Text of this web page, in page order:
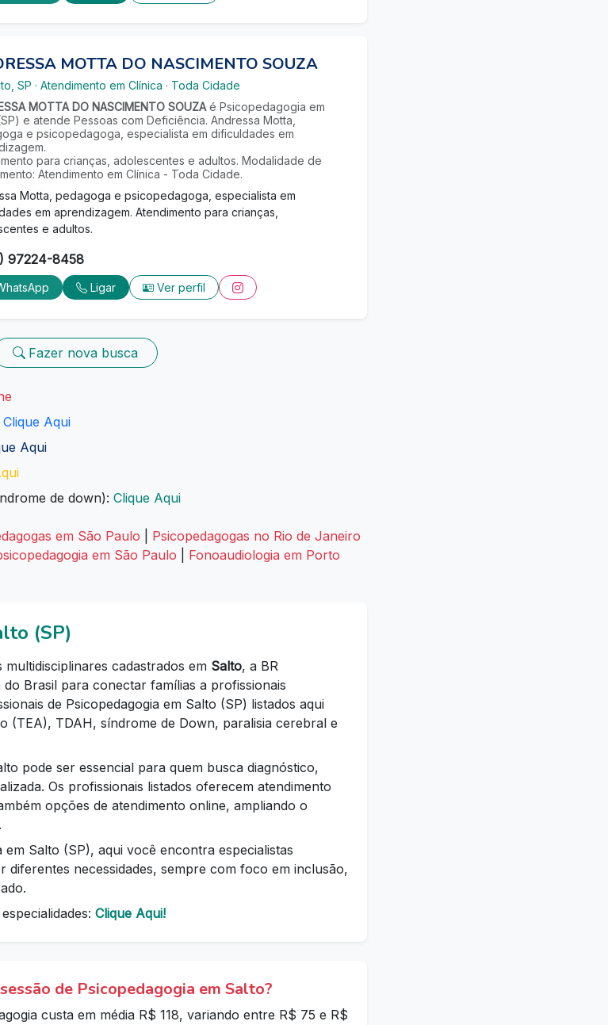
MOTTA DO NASCIMENTO SOUZA
SP · Atendimento em Clínica · Toda Cidade
MOTTA DO NASCIMENTO SOUZA é Psicopedagogia em
e atende Pessoas com Deficiência. Andressa Motta,
e psicopedagoga, especialista em dificuldades em
para crianças, adolescentes e adultos. Modalidade de
Atendimento em Clínica - Toda Cidade.
Motta, pedagoga e psicopedagoga, especialista em
em aprendizagem. Atendimento para crianças,
e adultos.
97224-8458
Ligar Ver perfil
Fazer nova busca
Clique Aqui
Aqui
de down): Clique Aqui
em São Paulo
Psicopedagogas no Rio de Janeiro
em São Paulo
Fonoaudiologia em Porto
(SP)
multidisciplinares cadastrados em Salto, a BR
Brasil para conectar famílias a profissionais
de Psicopedagogia em Salto (SP) listados aqui
(TEA), TDAH, síndrome de Down, paralisia cerebral e
pode ser essencial para quem busca diagnóstico,
Os profissionais listados oferecem atendimento
opções de atendimento online, ampliando o
Salto (SP), aqui você encontra especialistas
diferentes necessidades, sempre com foco em inclusão,
Clique Aqui!
de Psicopedagogia em Salto?
custa em média R$ 118, variando entre R$ 75 e R$